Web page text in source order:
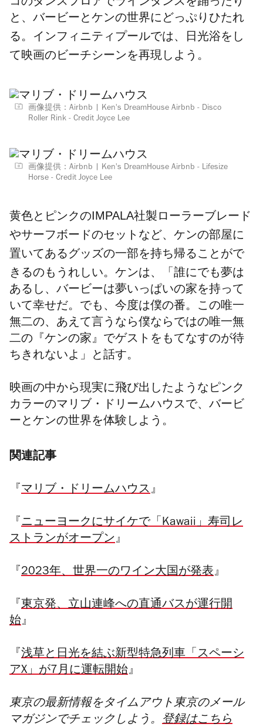
コのダンスフロアでラインダンスを踊ったり
と、 バービーとケンの世界にどっぷりひたれ
る 。 インフィニティプールでは、日光浴をし
て映画のビーチシーンを再現しよう。
画像提供：Airbnb
Ken's DreamHouse Airbnb - Disco
Roller Rink - Credit Joyce Lee
画像提供：Airbnb
Ken's DreamHouse Airbnb - Lifesize
Horse - Credit Joyce Lee
黄色とピンクのIMPALA社製ローラーブレード
やサーフボードのセットなど、 ケンの部屋に
置いてあるグッズの一部を持ち帰ることがで
きるのもうれしい。 ケンは、「誰にでも夢は
あるし、 バービーは夢いっぱいの家を持って
いて幸せだ。でも、 今度は僕の番。この唯一
無二の、 あえて言うなら僕ならではの唯一無
二の『ケンの家』でゲストをもてなすのが待
ちきれないよ」と話す。
映画の中から現実に飛び出したようなピンク
カ ラーのマリブ・ドリームハウスで、バービ
ーとケンの世界を体験しよう。
関連記事
『 マリブ・ドリームハウス』
『 ニューヨークにサイケで「Kawaii」寿司レ
ストランがオープン』
『 2023年、世界一のワイン大国が発表』
『 東京発、立山連峰への直通バスが運行開
始』
『 浅草と日光を結ぶ新型特急列車「スペーシ
アX」が7月に運転開始』
東京の最新情報をタイムアウト東京のメール
マガジンでチェックしよう。 登録はこちら